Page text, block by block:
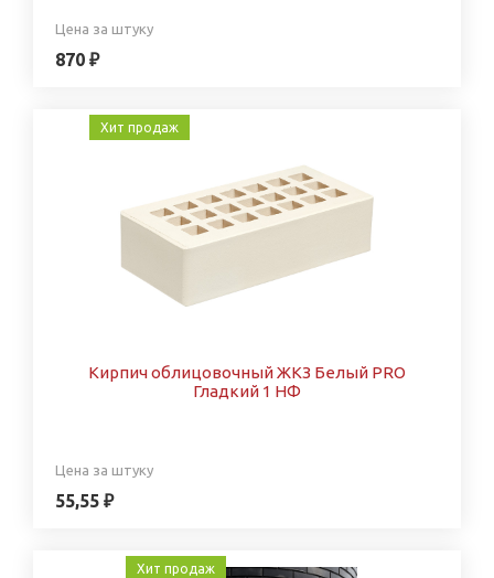
Цена за штуку
870 ₽
Хит продаж
Кирпич облицовочный ЖКЗ Белый PRO
Гладкий 1 НФ
Цена за штуку
55,55 ₽
Хит продаж